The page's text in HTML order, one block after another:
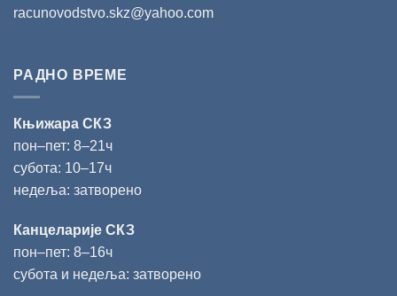
racunovodstvo.skz@yahoo.com
РАДНО ВРЕМЕ
Књижара СКЗ
пон‒пет: 8‒21ч
субота: 10‒17ч
недеља: затворено
Канцеларије СКЗ
пон‒пет: 8‒16ч
субота и недеља: затворено